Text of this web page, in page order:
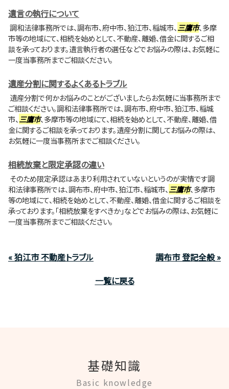
遺言の執行について
調和法律事務所では、調布市、府中市、狛江市、稲城市、三鷹市、多摩
市等の地域にて、相続を始めとして、不動産、離婚、借金に関するご相
談を承っております。遺言執行者の選任などでお悩みの際は、お気軽に
一度当事務所までご相談ください。
遺産分割に関するよくあるトラブル
遺産分割で何かお悩みのことがございましたらお気軽に当事務所まで
ご相談ください。調和法律事務所では、調布市、府中市、狛江市、稲城
市、三鷹市、多摩市等の地域にて、相続を始めとして、不動産、離婚、借
金に関するご相談を承っております。遺産分割に関してお悩みの際は、
お気軽に一度当事務所までご相談ください。
相続放棄と限定承認の違い
そのため限定承認はあまり利用されていないというのが実情です調
和法律事務所では、調布市、府中市、狛江市、稲城市、三鷹市、多摩市
等の地域にて、相続を始めとして、不動産、離婚、借金に関するご相談を
承っております。「相続放棄をすべきか」などでお悩みの際は、お気軽に
一度当事務所までご相談ください。
« 狛江市 不動産トラブル
調布市 登記全般 »
一覧に戻る
基礎知識
Basic knowledge